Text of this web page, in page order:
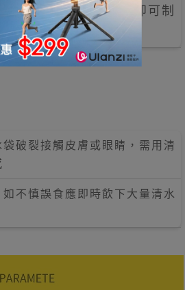
內部液體包，3秒內即可制
降至 5 度以下
破裂接觸皮膚或眼睛，需用清
不慎誤食應即時飲下大量清水